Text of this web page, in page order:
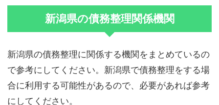
新潟県の債務整理関係機関
新潟県の債務整理に関係する機関をまとめているの
で参考にしてください。新潟県で債務整理をする場
合に利用する可能性があるので、必要があれば参考
にしてください。